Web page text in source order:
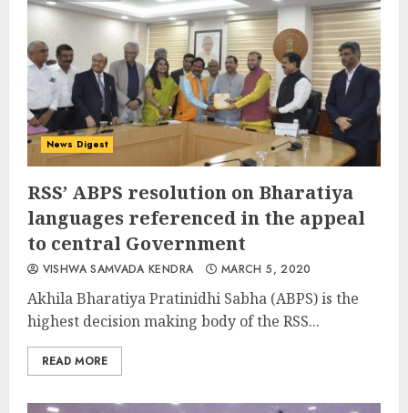
News Digest
RSS’ ABPS resolution on Bharatiya
languages referenced in the appeal
to central Government
VISHWA SAMVADA KENDRA MARCH 5, 2020
Akhila Bharatiya Pratinidhi Sabha (ABPS) is the
highest decision making body of the RSS...
READ MORE